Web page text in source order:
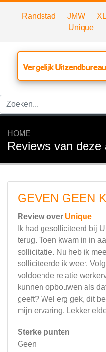
Randstad JMW
Unique
Vergelijk
HOME
Reviews van deze
GEVEN GEEN
Review over Unique
Ik had gesolliciteerd bij
terug. Toen kwam in in
sollicitatie. Nu heb ik
solliciteerde ik weer.
voldoende relatie
kunnen opbouwen als
geeft? Wel erg gek, dit
mijn ervaring. Lekker
Sterke punten
Geen